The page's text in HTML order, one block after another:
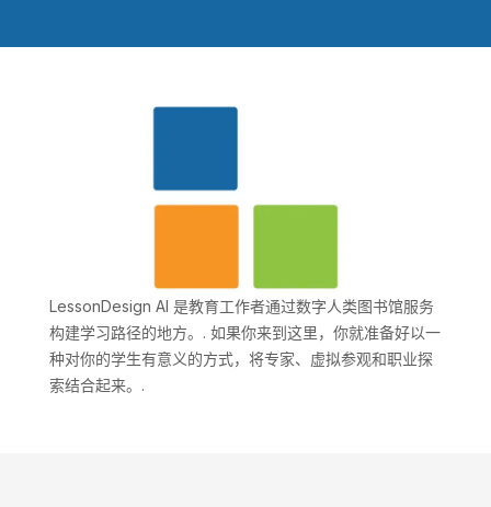
LessonDesign AI 是教育工作者通过数字人类图书馆服务
构建学习路径的地方。. 如果你来到这里，你就准备好以一
种对你的学生有意义的方式，将专家、虚拟参观和职业探
索结合起来。.